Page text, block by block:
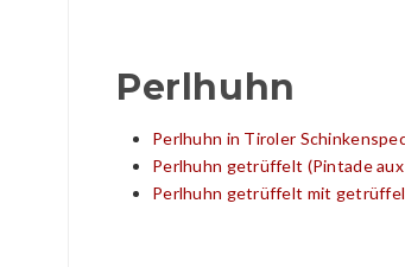
Perlhuhn
Perlhuhn in Tiroler
Perlhuhn getrüffelt (Pintade
Perlhuhn getrüffelt mit